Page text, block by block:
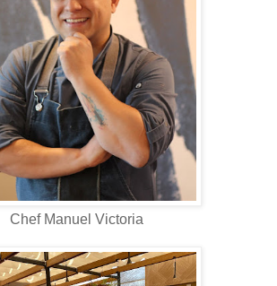
Chef Manuel Victoria